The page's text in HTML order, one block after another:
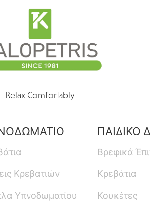
Relax Comfortably
Κρεβατιών
Υπνοδωματίου
ΠΑΙΔΙΚΟ
Βρεφικά
Κρεβάτια
Κουκέτες